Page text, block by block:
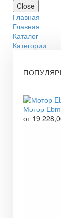
Close
Главная
Главная
Каталог
Категории
Мотор
от 19